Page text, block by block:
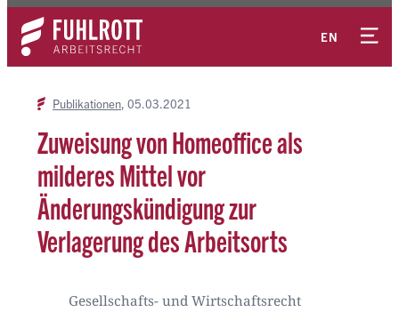
Zum
Inhalt
springen
EN
Kontakt
Publikationen 05.03.2021
Zuweisung von Homeoffice als
milderes Mittel vor
Änderungskündigung zur
Verlagerung des Arbeitsorts
Gesellschafts- und Wirtschaftsrecht